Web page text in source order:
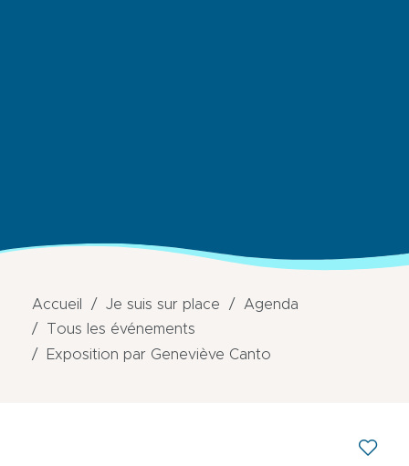
Accueil Je suis sur place
Agenda
Tous les événements
Exposition par Geneviève Canto